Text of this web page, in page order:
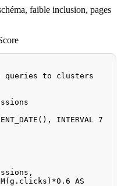
faible inclusion, pages
queries to clusters
( ) , INTERVAL
7
,
( g . clicks ) *0.6 AS